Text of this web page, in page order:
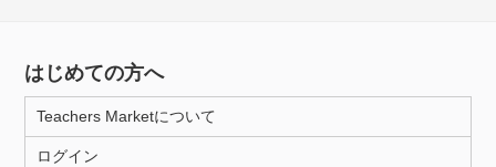
はじめての方へ
Teachers Marketについて
ログイン